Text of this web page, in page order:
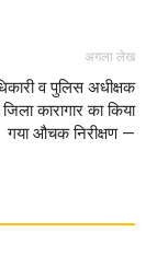
अगला लेख
व पुलिस अधीक्षक
जिला कारागार का किया
गया औचक निरीक्षण —